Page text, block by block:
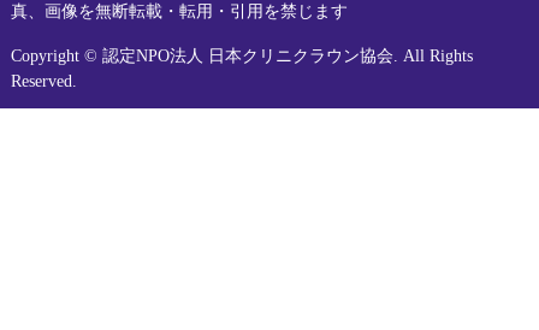
真、画像を無断転載・転用・引用を禁じます
Copyright © 認定NPO法人 日本クリニクラウン協会. All Rights
Reserved.